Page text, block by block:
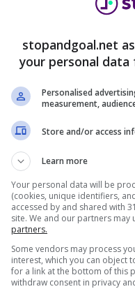
Milane Atalantaper
per35 milioni
mai andare
traAtalantaeMilan
totale di circa
stopandgoal.net
your personal
Personalised
measurement,
Store and/or access
Learn more
Your personal data will be
(cookies, unique identifiers,
accessed by and shared with
site. We and our partners
partners.
Some vendors may process
interest, which you can object
for a link at the bottom of this
withdraw consent in privacy